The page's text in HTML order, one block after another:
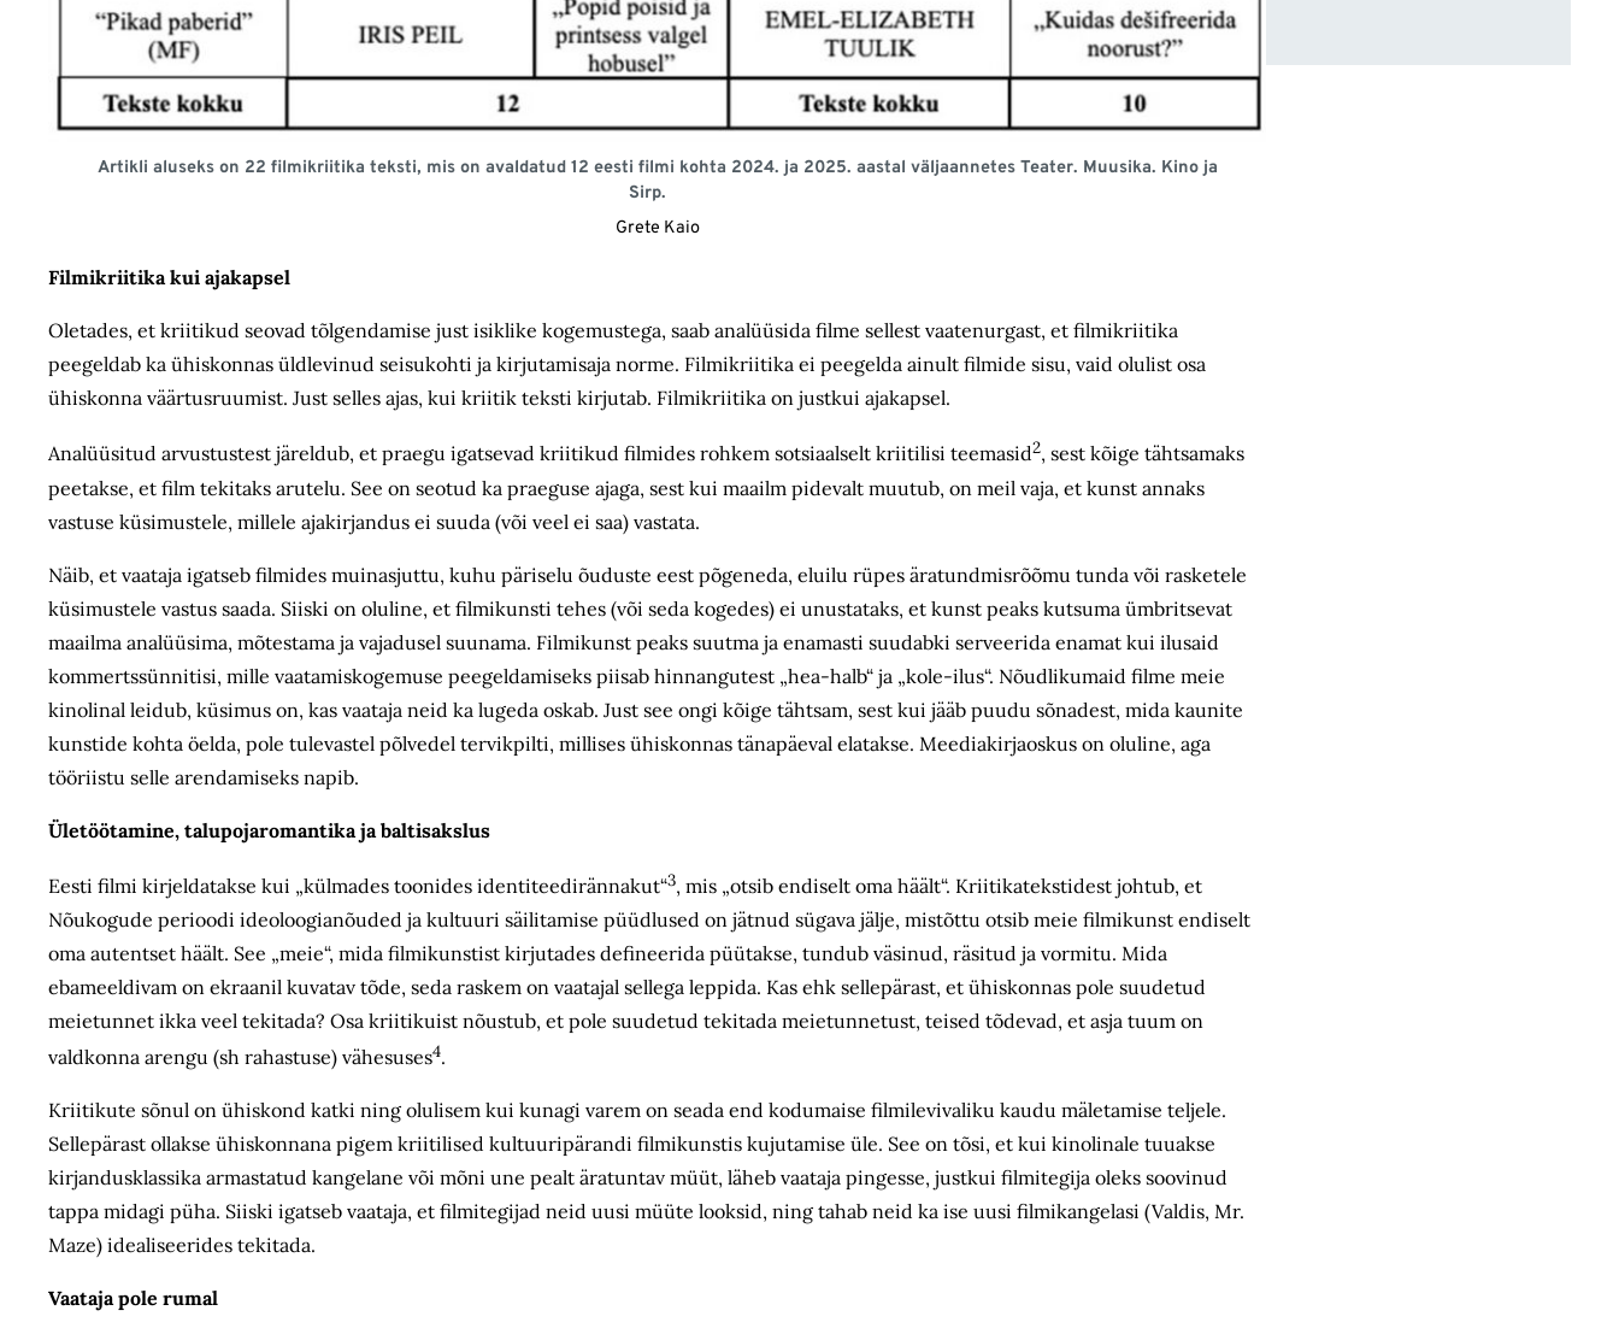
Artikli aluseks on 22 filmikriitika teksti, mis on avaldatud 12 eesti filmi kohta 2024. ja 2025. aastal väljaannetes Teater. Muusika. Kino ja
Sirp.
Grete Kaio
Filmikriitika kui ajakapsel
Oletades, et kriitikud seovad tõlgendamise just isiklike kogemustega, saab analüüsida filme sellest vaatenurgast, et filmikriitika
peegeldab ka ühiskonnas üldlevinud seisukohti ja kirjutamisaja norme. Filmikriitika ei peegelda ainult filmide sisu, vaid olulist osa
ühiskonna väärtusruumist. Just selles ajas, kui kriitik teksti kirjutab. Filmikriitika on justkui ajakapsel.
Analüüsitud arvustustest järeldub, et praegu igatsevad kriitikud filmides rohkem sotsiaalselt kriitilisi teemasid2, sest kõige tähtsamaks
peetakse, et film tekitaks arutelu. See on seotud ka praeguse ajaga, sest kui maailm pidevalt muutub, on meil vaja, et kunst annaks
vastuse küsimustele, millele ajakirjandus ei suuda (või veel ei saa) vastata.
Näib, et vaataja igatseb filmides muinasjuttu, kuhu päriselu õuduste eest põgeneda, eluilu rüpes äratundmisrõõmu tunda või rasketele
küsimustele vastus saada. Siiski on oluline, et filmikunsti tehes (või seda kogedes) ei unustataks, et kunst peaks kutsuma ümbritsevat
maailma analüüsima, mõtestama ja vajadusel suunama. Filmikunst peaks suutma ja enamasti suudabki serveerida enamat kui ilusaid
kommertssünnitisi, mille vaatamiskogemuse peegeldamiseks piisab hinnangutest „hea-halb“ ja „kole-ilus“. Nõudlikumaid filme meie
kinolinal leidub, küsimus on, kas vaataja neid ka lugeda oskab. Just see ongi kõige tähtsam, sest kui jääb puudu sõnadest, mida kaunite
kunstide kohta öelda, pole tulevastel põlvedel tervikpilti, millises ühiskonnas tänapäeval elatakse. Meediakirjaoskus on oluline, aga
tööriistu selle arendamiseks napib.
Ületöötamine, talupoja­romantika ja baltisakslus
Eesti filmi kirjeldatakse kui „külmades toonides identiteedirännakut“3, mis „otsib endiselt oma häält“. Kriitikatekstidest johtub, et
Nõukogude perioodi ideoloogianõuded ja kultuuri säilitamise püüdlused on jätnud sügava jälje, mistõttu otsib meie filmikunst endiselt
oma autentset häält. See „meie“, mida filmikunstist kirjutades defineerida püütakse, tundub väsinud, räsitud ja vormitu. Mida
ebameeldivam on ekraanil kuvatav tõde, seda raskem on vaatajal sellega leppida. Kas ehk sellepärast, et ühiskonnas pole suudetud
meietunnet ikka veel tekitada? Osa kriitikuist nõustub, et pole suudetud tekitada meietunnetust, teised tõdevad, et asja tuum on
valdkonna arengu (sh rahastuse) vähesuses4.
Kriitikute sõnul on ühiskond katki ning olulisem kui kunagi varem on seada end kodumaise filmilevivaliku kaudu mäletamise teljele.
Sellepärast ollakse ühiskonnana pigem kriitilised kultuuri­pärandi filmikunstis kujutamise üle. See on tõsi, et kui kinolinale tuuakse
kirjandusklassika armastatud kangelane või mõni une pealt äratuntav müüt, läheb vaataja pingesse, justkui filmitegija oleks soovinud
tappa midagi püha. Siiski igatseb vaataja, et filmitegijad neid uusi müüte looksid, ning tahab neid ka ise uusi filmikangelasi (Valdis, Mr.
Maze) idealiseerides tekitada.
Vaataja pole rumal